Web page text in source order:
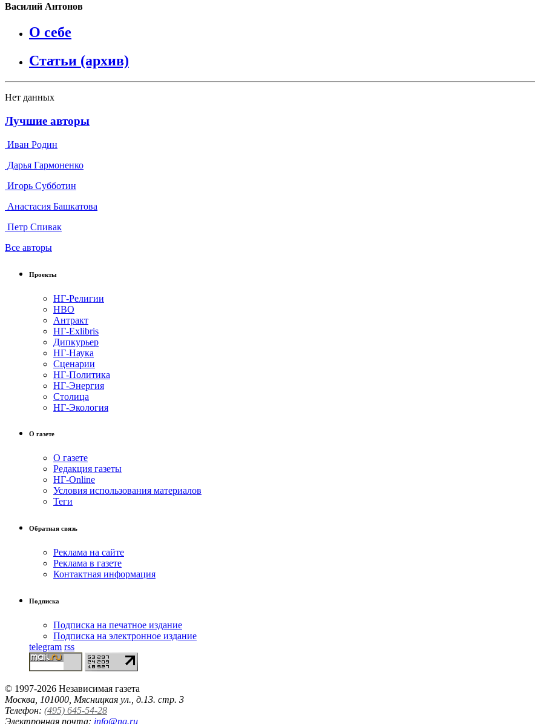
Василий Антонов
О себе
Статьи (архив)
Нет данных
Лучшие авторы
Иван Родин
Дарья Гармоненко
Игорь Субботин
Анастасия Башкатова
Петр Спивак
Все авторы
Проекты
НГ-Религии
НВО
Антракт
НГ-Exlibris
Дипкурьер
НГ-Наука
Сценарии
НГ-Политика
НГ-Энергия
Столица
НГ-Экология
О газете
О газете
Редакция газеты
НГ-Online
Условия использования материалов
Теги
Обратная связь
Реклама на сайте
Реклама в газете
Контактная информация
Подписка
Подписка на печатное издание
Подписка на электронное издание
telegram rss
© 1997-2026 Независимая газета
Москва, 101000, Мясницкая ул., д.13. стр. 3
Телефон: (495) 645-54-28
Электронная почта: info@ng.ru